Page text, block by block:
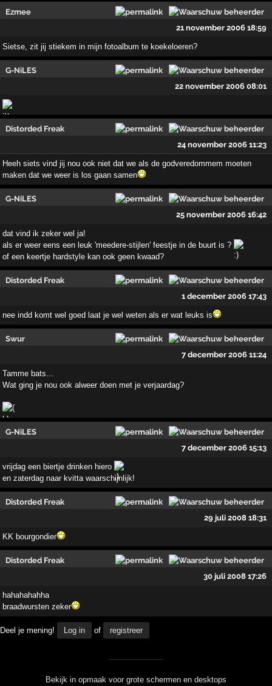
Ezmee
21 november 2006 18:59
Sietse, zit jij stiekem in mijn fotoalbum te koekeloeren?
G-NiLES
22 november 2006 08:01
Distorded Freak
24 november 2006 11:23
Heeh siets vind jij nou ook niet dat we als de godveredommem moeten
maken dat we weer is los gaan samen
G-NiLES
25 november 2006 16:42
dat vind ik zeker wel ja!
als er weer eens een leuk 'meedere-stijlen' feestje in de buurt is ?
of een keertje hardstyle kan ook geen kwaad?
Distorded Freak
1 december 2006 17:43
nee indd komt wel goed laat je wel weten als er wat leuks is
Swur
7 december 2006 11:24
Tamme bats...
Wat ging je nou ook alweer doen met je verjaardag?
G-NiLES
7 december 2006 15:13
vrijdag een biertje drinken hiero
en zaterdag naar kvitta waarschijnlijk!
Distorded Freak
29 juli 2008 18:31
KK bourgondier
Distorded Freak
30 juli 2008 17:26
hahahahahha
braadwursten zeker
Deel je mening! Log in of registreer
Bekijk in opmaak voor grote schermen en desktops